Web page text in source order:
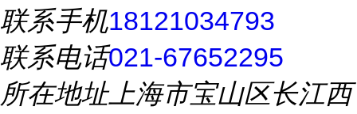
联系手机18121034793
联系电话021-67652295
所在地址上海市宝山区长江西